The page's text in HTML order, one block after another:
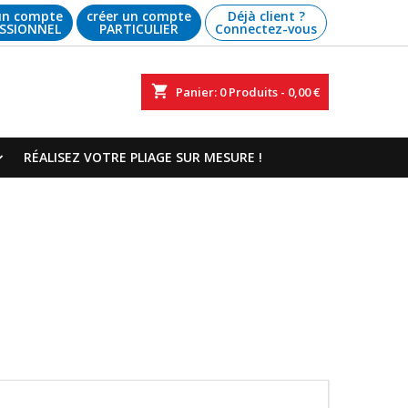
Déjà client ?
Connectez-vous
créer un compte
PARTICULIER
compte
shopping_cart Panier: 0Produits - 0,00 €
RÉALISEZ VOTRE PLIAGE SUR MESURE !